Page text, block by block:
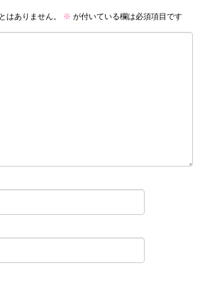
はありません。 ※ が付いている欄は必須項目です